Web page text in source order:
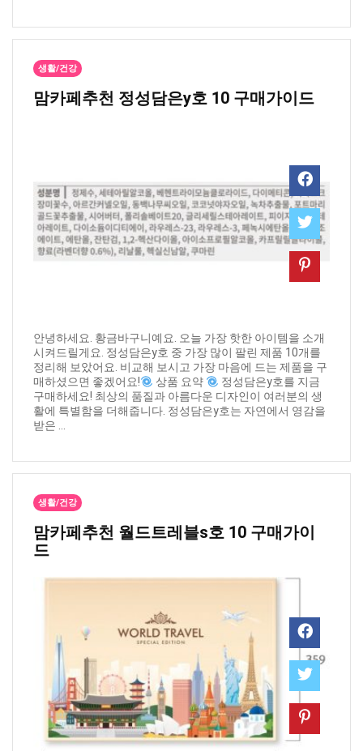
생활/건강
맘카페추천 ​정성담은y호 10 구매가이드
안녕하세요. 황금바구니예요. 오늘 가장 핫한 아이템을 소개
시켜드릴게요. 정성담은y호 중 가장 많이 팔린 제품 10개를
정리해 보았어요. 비교해 보시고 가장 마음에 드는 제품을 구
매하셨으면 좋겠어요!
상품 요약
정성담은y호를 지금
구매하세요! 최상의 품질과 아름다운 디자인이 여러분의 생
활에 특별함을 더해줍니다. 정성담은y호는 자연에서 영감을
받은 ...
생활/건강
맘카페추천 ​월드트레블s호 10 구매가이
드